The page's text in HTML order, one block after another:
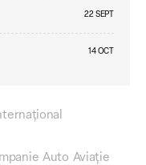
22 SEPT
14 OCT
Auto Aviație